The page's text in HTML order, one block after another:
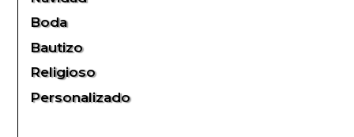
Boda
Bautizo
Religioso
Personalizado